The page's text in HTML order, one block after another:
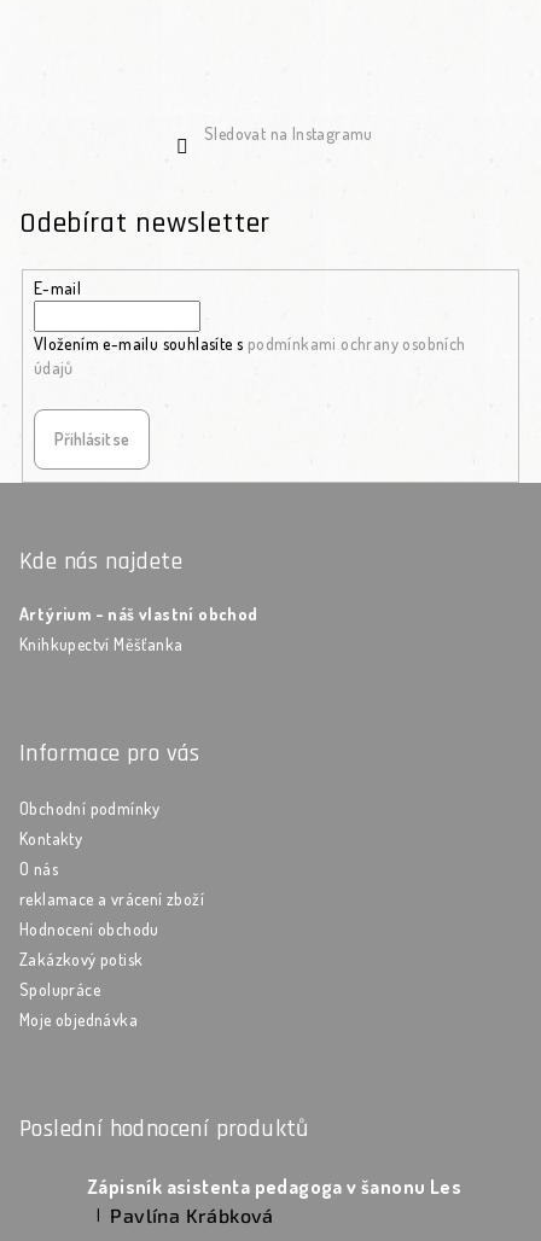
Sledovat na Instagramu
Odebírat newsletter
E-mail
Vložením e-mailu souhlasíte s podmínkami ochrany osobních
údajů
Přihlásit se
Kde nás najdete
Artýrium - náš vlastní obchod
Knihkupectví Měšťanka
Informace pro vás
Obchodní podmínky
Kontakty
O nás
reklamace a vrácení zboží
Hodnocení obchodu
Zakázkový potisk
Spolupráce
Moje objednávka
Poslední hodnocení produktů
Zápisník asistenta pedagoga v šanonu Les
Hodnocení produktu je 5 z 5 hvězdiček.
| Pavlína Krábková